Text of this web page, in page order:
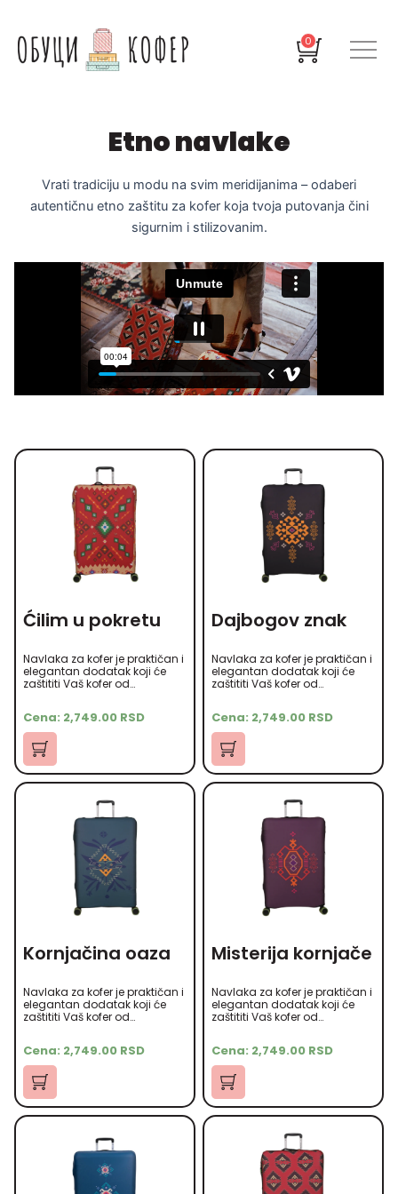
sadržaj
0
Cart
Etno navlake
Vrati tradiciju u modu na svim meridijanima – odaberi
autentičnu etno zaštitu za kofer koja tvoja putovanja čini
sigurnim i stilizovanim.
Ćilim u pokretu
Navlaka za kofer je praktičan i
elegantan dodatak koji će
zaštititi Vaš kofer od
Izrađena je od
visokokvalitetnog microfiber
materijala koji je mekan na
dodir, ali istovremeno izdržljiv.
Cena: 2,749.00 RSD
Dajbogov znak
Navlaka za kofer je praktičan i
elegantan dodatak koji će
zaštititi Vaš kofer od
Izrađena je od
visokokvalitetnog microfiber
materijala koji je mekan na
dodir, ali istovremeno izdržljiv.
Cena: 2,749.00 RSD
Kornjačina oaza
Navlaka za kofer je praktičan i
elegantan dodatak koji će
zaštititi Vaš kofer od
Izrađena je od
visokokvalitetnog microfiber
materijala koji je mekan na
dodir, ali istovremeno izdržljiv.
Cena: 2,749.00 RSD
Misterija kornjače
Navlaka za kofer je praktičan i
elegantan dodatak koji će
zaštititi Vaš kofer od
Izrađena je od
visokokvalitetnog microfiber
materijala koji je mekan na
dodir, ali istovremeno izdržljiv.
Cena: 2,749.00 RSD